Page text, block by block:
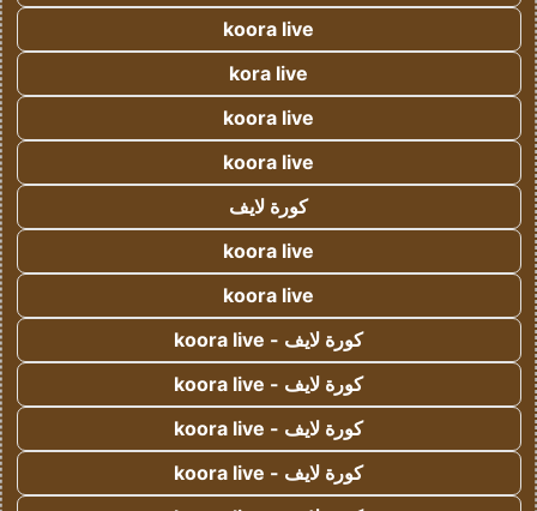
koora live
kora live
koora live
koora live
كورة لايف
koora live
koora live
كورة لايف - koora live
كورة لايف - koora live
كورة لايف - koora live
كورة لايف - koora live